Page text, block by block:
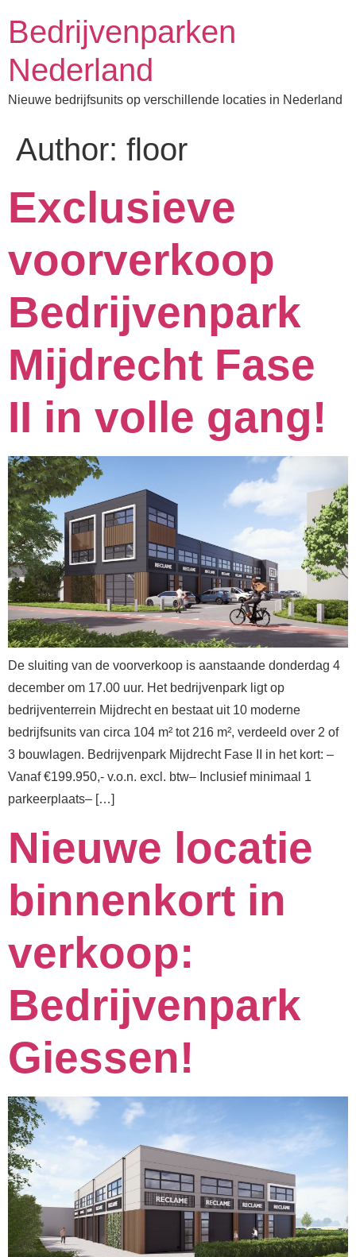
Bedrijvenparken
Nederland
Nieuwe bedrijfsunits op verschillende locaties in Nederland
Author: floor
Exclusieve
voorverkoop
Bedrijvenpark
Mijdrecht Fase
II in volle gang!
De sluiting van de voorverkoop is aanstaande donderdag 4
december om 17.00 uur. Het bedrijvenpark ligt op
bedrijventerrein Mijdrecht en bestaat uit 10 moderne
bedrijfsunits van circa 104 m² tot 216 m², verdeeld over 2 of
3 bouwlagen.⁠⁠ Bedrijvenpark Mijdrecht Fase II in het kort: –
Vanaf €199.950,- v.o.n. excl. btw⁠– Inclusief minimaal 1
parkeerplaats⁠– […]
Nieuwe locatie
binnenkort in
verkoop:
Bedrijvenpark
Giessen!